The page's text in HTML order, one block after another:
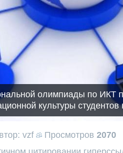
олимпиады по ИКТ
культуры
vzf Просмотров 2070